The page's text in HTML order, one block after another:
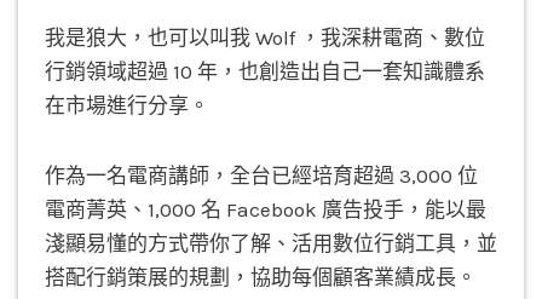
我是狼大，也可以叫我 Wolf ，我深耕電商、數位
行銷領域超過 10 年，也創造出自己一套知識體系
在市場進行分享。
作為一名電商講師，全台已經培育超過 3,000 位
電商菁英、1,000 名 Facebook 廣告投手，能以最
淺顯易懂的方式帶你了解、活用數位行銷工具，並
搭配行銷策展的規劃，協助每個顧客業績成長。